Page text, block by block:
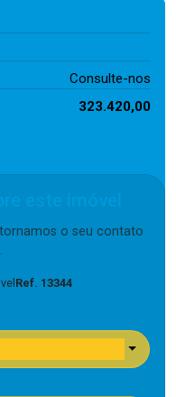
Consulte-nos
323.420,00
o seu contato
Ref. 13344